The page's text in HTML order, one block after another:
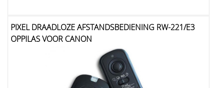
PIXEL DRAADLOZE AFSTANDSBEDIENING RW-221/E3
OPPILAS VOOR CANON